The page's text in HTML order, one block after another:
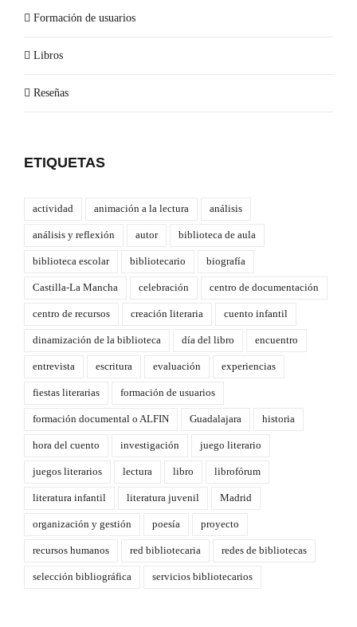
Formación de usuarios
Libros
Reseñas
ETIQUETAS
actividad animación a la lectura análisis
análisis y reflexión autor biblioteca de aula
biblioteca escolar bibliotecario biografía
Castilla-La Mancha celebración centro de documentación
centro de recursos creación literaria cuento infantil
dinamización de la biblioteca día del libro encuentro
entrevista escritura evaluación experiencias
fiestas literarias formación de usuarios
formación documental o ALFIN Guadalajara historia
hora del cuento investigación juego literario
juegos literarios lectura libro librofórum
literatura infantil literatura juvenil Madrid
organización y gestión poesía proyecto
recursos humanos red bibliotecaria redes de bibliotecas
selección bibliográfica servicios bibliotecarios